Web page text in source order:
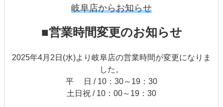
岐阜店からお知らせ
■営業時間変更のお知らせ
2025年4月2日(水)より岐阜店の営業時間が変更になりま
した。
平 日 / 10：30～19：30
土日祝 / 10：00～19：30